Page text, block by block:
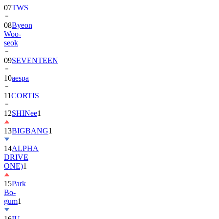
08Byeon
Woo-
seok
09SEVENTEEN
10aespa
11CORTIS
12SHINee1
13BIGBANG
14ALPHA
DRIVE
ONE)1
15Park
Bo-
gum1
16IU